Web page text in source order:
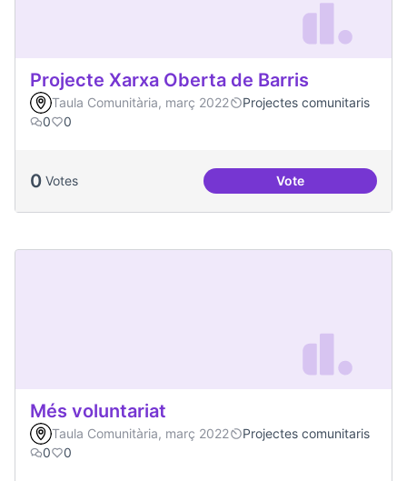
Projecte Xarxa Oberta de Barris
Taula Comunitària, març 2022
Projectes comunitaris
0
0
0 Votes VoteProjecte Xarxa
Més voluntariat
Taula Comunitària, març 2022
Projectes comunitaris
0
0